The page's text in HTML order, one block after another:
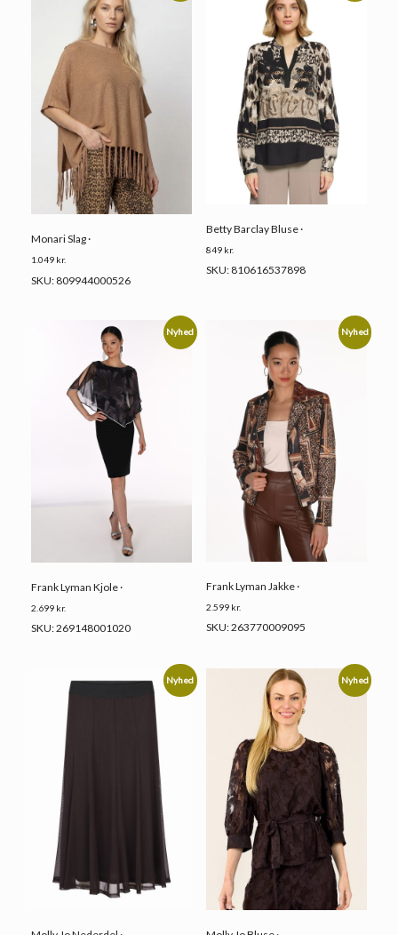
Monari Slag ·
1.049 kr.
SKU: 809944000526
Betty Barclay Bluse ·
849 kr.
SKU: 810616537898
Nyhed
Frank Lyman Kjole ·
2.699 kr.
SKU: 269148001020
Nyhed
Frank Lyman Jakke ·
2.599 kr.
SKU: 263770009095
Nyhed Nyhed